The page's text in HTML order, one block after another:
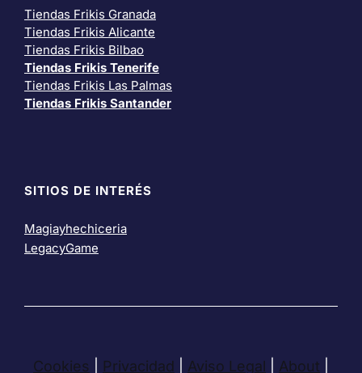
Tiendas Frikis Granada
Tiendas Frikis Alicante
Tiendas Frikis Bilbao
Tiendas Frikis Tenerife
Tiendas Frikis Las Palmas
Tiendas Frikis Santander
SITIOS DE INTERÉS
Magiayhechiceria
LegacyGame
Cookies Privacidad Aviso Legal About